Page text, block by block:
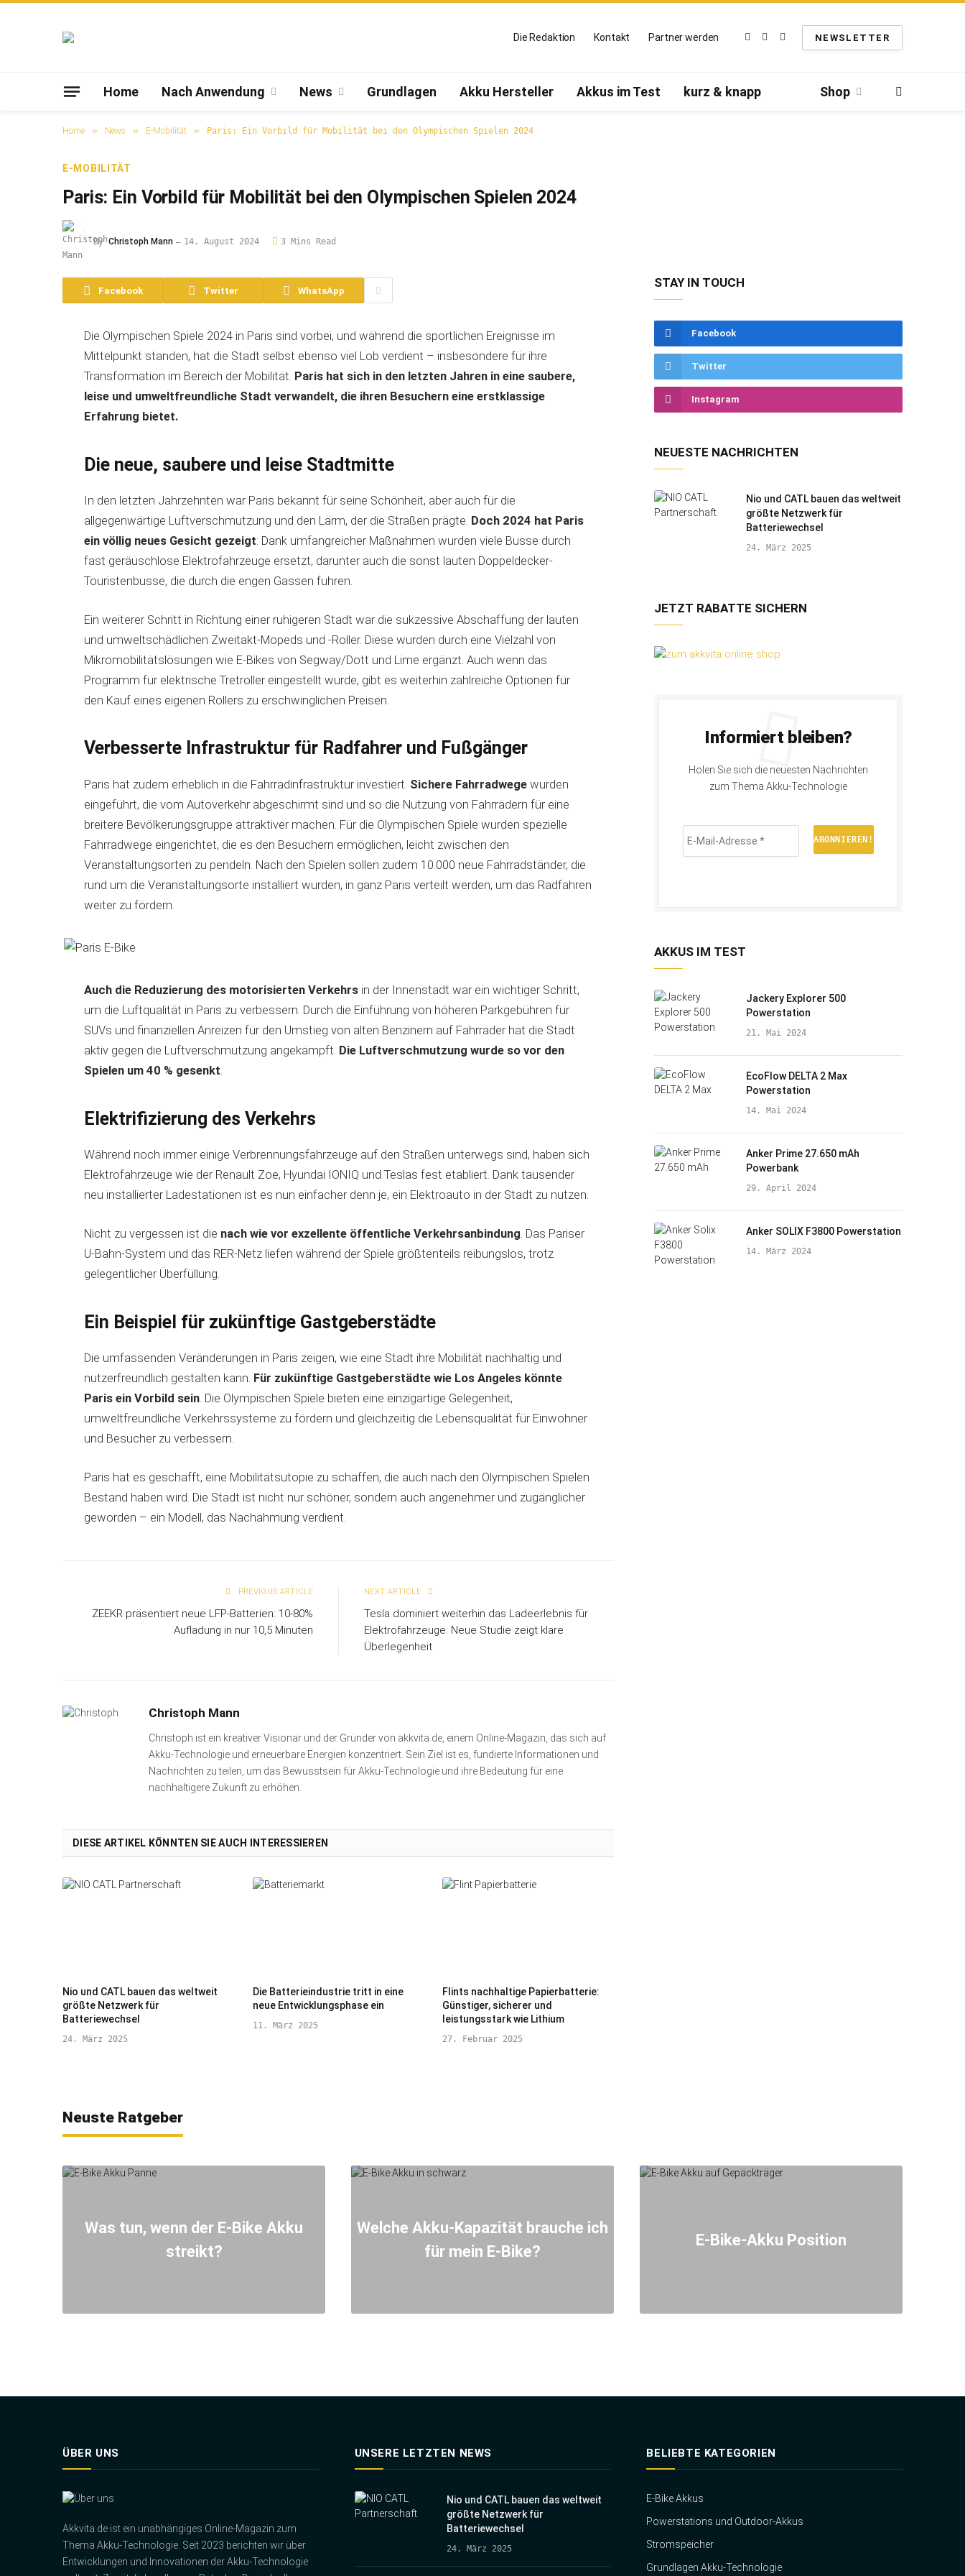
Die Redaktion Kontakt Partner werden
Facebook
TwitterInstagram
NEWSLETTER
Home Nach Anwendung News Grundlagen Akku Hersteller Akkus im Test kurz & knapp Shop
Home » News » E-Mobilität » Paris: Ein Vorbild für Mobilität bei den Olympischen Spielen 2024
E-MOBILITÄT
Paris: Ein Vorbild für Mobilität bei den Olympischen Spielen 2024
By Christoph Mann 14. August 2024 3 Mins Read
Facebook Twitter WhatsApp
Die Olympischen Spiele 2024 in Paris sind vorbei, und während die sportlichen Ereignisse im
Mittelpunkt standen, hat die Stadt selbst ebenso viel Lob verdient – insbesondere für ihre
Transformation im Bereich der Mobilität. Paris hat sich in den letzten Jahren in eine saubere,
leise und umweltfreundliche Stadt verwandelt, die ihren Besuchern eine erstklassige
Erfahrung bietet.
Die neue, saubere und leise Stadtmitte
In den letzten Jahrzehnten war Paris bekannt für seine Schönheit, aber auch für die
allgegenwärtige Luftverschmutzung und den Lärm, der die Straßen prägte. Doch 2024 hat Paris
ein völlig neues Gesicht gezeigt: Dank umfangreicher Maßnahmen wurden viele Busse durch
fast geräuschlose Elektrofahrzeuge ersetzt, darunter auch die sonst lauten Doppeldecker-
Touristenbusse, die durch die engen Gassen fuhren.
Ein weiterer Schritt in Richtung einer ruhigeren Stadt war die sukzessive Abschaffung der lauten
und umweltschädlichen Zweitakt-Mopeds und -Roller. Diese wurden durch eine Vielzahl von
Mikromobilitätslösungen wie E-Bikes von Segway/Dott und Lime ergänzt. Auch wenn das
Programm für elektrische Tretroller eingestellt wurde, gibt es weiterhin zahlreiche Optionen für
den Kauf eines eigenen Rollers zu erschwinglichen Preisen.
Verbesserte Infrastruktur für Radfahrer und Fußgänger
Paris hat zudem erheblich in die Fahrradinfrastruktur investiert. Sichere Fahrradwege wurden
eingeführt, die vom Autoverkehr abgeschirmt sind und so die Nutzung von Fahrrädern für eine
breitere Bevölkerungsgruppe attraktiver machen. Für die Olympischen Spiele wurden spezielle
Fahrradwege eingerichtet, die es den Besuchern ermöglichen, leicht zwischen den
Veranstaltungsorten zu pendeln. Nach den Spielen sollen zudem 10.000 neue Fahrradständer, die
rund um die Veranstaltungsorte installiert wurden, in ganz Paris verteilt werden, um das Radfahren
weiter zu fördern.
Auch die Reduzierung des motorisierten Verkehrs in der Innenstadt war ein wichtiger Schritt,
um die Luftqualität in Paris zu verbessern. Durch die Einführung von höheren Parkgebühren für
SUVs und finanziellen Anreizen für den Umstieg von alten Benzinern auf Fahrräder hat die Stadt
aktiv gegen die Luftverschmutzung angekämpft. Die Luftverschmutzung wurde so vor den
Spielen um 40 % gesenkt.
Elektrifizierung des Verkehrs
Während noch immer einige Verbrennungsfahrzeuge auf den Straßen unterwegs sind, haben sich
Elektrofahrzeuge wie der Renault Zoe, Hyundai IONIQ und Teslas fest etabliert. Dank tausender
neu installierter Ladestationen ist es nun einfacher denn je, ein Elektroauto in der Stadt zu nutzen.
Nicht zu vergessen ist die nach wie vor exzellente öffentliche Verkehrsanbindung. Das Pariser
U-Bahn-System und das RER-Netz liefen während der Spiele größtenteils reibungslos, trotz
gelegentlicher Überfüllung.
Ein Beispiel für zukünftige Gastgeberstädte
Die umfassenden Veränderungen in Paris zeigen, wie eine Stadt ihre Mobilität nachhaltig und
nutzerfreundlich gestalten kann. Für zukünftige Gastgeberstädte wie Los Angeles könnte
Paris ein Vorbild sein. Die Olympischen Spiele bieten eine einzigartige Gelegenheit,
umweltfreundliche Verkehrssysteme zu fördern und gleichzeitig die Lebensqualität für Einwohner
und Besucher zu verbessern.
Paris hat es geschafft, eine Mobilitätsutopie zu schaffen, die auch nach den Olympischen Spielen
Bestand haben wird. Die Stadt ist nicht nur schöner, sondern auch angenehmer und zugänglicher
geworden – ein Modell, das Nachahmung verdient.
PREVIOUS ARTICLE
ZEEKR präsentiert neue LFP-Batterien: 10-80%
Aufladung in nur 10,5 Minuten
NEXT ARTICLE
Tesla dominiert weiterhin das Ladeerlebnis für
Elektrofahrzeuge: Neue Studie zeigt klare
Überlegenheit
Christoph Mann
Christoph ist ein kreativer Visionär und der Gründer von akkvita.de, einem Online-Magazin, das sich auf
Akku-Technologie und erneuerbare Energien konzentriert. Sein Ziel ist es, fundierte Informationen und
Nachrichten zu teilen, um das Bewusstsein für Akku-Technologie und ihre Bedeutung für eine
nachhaltigere Zukunft zu erhöhen.
DIESE ARTIKEL KÖNNTEN SIE AUCH INTERESSIEREN
Nio und CATL bauen das weltweit
größte Netzwerk für
Batteriewechsel
24. März 2025
Die Batterieindustrie tritt in eine
neue Entwicklungsphase ein
11. März 2025
Flints nachhaltige Papierbatterie:
Günstiger, sicherer und
leistungsstark wie Lithium
27. Februar 2025
STAY IN TOUCH
Facebook
Twitter
Instagram
NEUESTE NACHRICHTEN
Nio und CATL bauen das weltweit
größte Netzwerk für
Batteriewechsel
24. März 2025
JETZT RABATTE SICHERN
Informiert bleiben?
Holen Sie sich die neuesten Nachrichten
zum Thema Akku-Technologie
Mail-
Adresse
AKKUS IM TEST
Jackery Explorer 500
Powerstation
21. Mai 2024
EcoFlow DELTA 2 Max
Powerstation
14. Mai 2024
Anker Prime 27.650 mAh
Powerbank
29. April 2024
Anker SOLIX F3800 Powerstation
14. März 2024
Neuste Ratgeber
Was tun, wenn der E-Bike Akku
streikt?
Welche Akku-Kapazität brauche ich
für mein E-Bike?
E-Bike-Akku Position
ÜBER UNS
Akkvita.de ist ein unabhängiges Online-Magazin zum
Thema Akku-Technologie. Seit 2023 berichten wir über
Entwicklungen und Innovationen der Akku-Technologie
UNSERE LETZTEN NEWS
Nio und CATL bauen das weltweit
größte Netzwerk für
Batteriewechsel
24. März 2025
BELIEBTE KATEGORIEN
E-Bike Akkus
Powerstations und Outdoor-Akkus
Stromspeicher
Grundlagen Akku-Technologie